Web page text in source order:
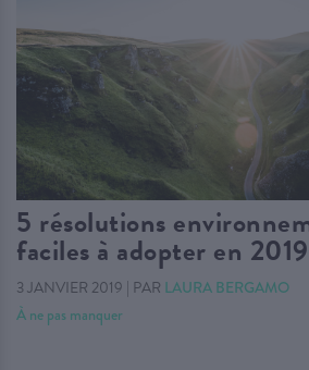
5 résolutions
faciles à adopter en 2019
3 JANVIER 2019 | PAR LAURA BERGAMO
À ne pas manquer